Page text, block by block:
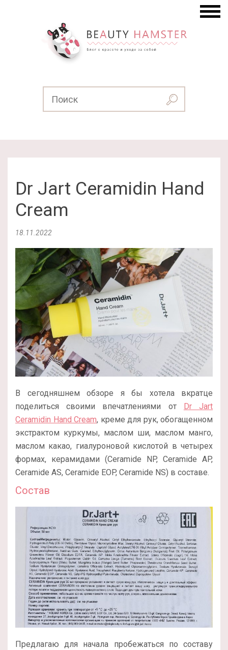
Dr Jart Ceramidin Hand
Cream
18.11.2022
В сегодняшнем обзоре я бы хотела вкратце
поделиться своими впечатлениями от Dr Jart
Ceramidin Hand Cream, креме для рук, обогащенном
экстрактом куркумы, маслом ши, маслом манго,
маслом какао, гиалуроновой кислотой в четырех
формах, керамидами (Ceramide NP, Ceramide AP,
Ceramide AS, Ceramide EOP, Ceramide NS) в составе.
Состав
Предлагаю для начала пробежаться по составу